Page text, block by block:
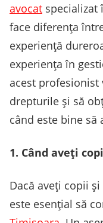
avocat specializat
face diferența
experiență
experiența în
acest profesionist
drepturile și să
când este bine să
1. Când aveți
Dacă aveți copii
este esențial să